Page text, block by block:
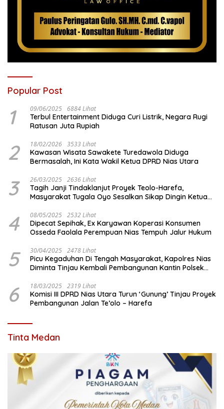
Popular Post
1 09/06/2025 6884 Lihat
Terbul Entertainment Diduga Curi Listrik, Negara Rugi
Ratusan Juta Rupiah
2 18/02/2026 3533 Lihat
Kawasan Wisata Sawakete Turedawola Diduga
Bermasalah, Ini Kata Wakil Ketua DPRD Nias Utara
3 26/03/2025 2636 Lihat
Tagih Janji Tindaklanjut Proyek Teolo-Harefa,
Masyarakat Tugala Oyo Sesalkan Sikap Dingin Ketua
4 08/05/2025 2532 Lihat
Dipecat Sepihak, Ex Karyawan Koperasi Konsumen
Osseda Faolala Perempuan Nias Tempuh Jalur Hukum
5 30/04/2025 2478 Lihat
Picu Kegaduhan Di Tengah Masyarakat, Kapolres Nias
Diminta Tinjau Kembali Pembangunan Kantin Polsek
6 18/03/2025 2319 Lihat
Komisi III DPRD Nias Utara Turun ‘Gunung’ Tinjau Proyek
Pembangunan Jalan Te’olo – Harefa
Tinta Medan